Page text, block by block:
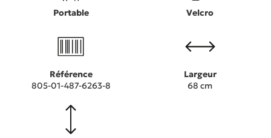
Portable Velcro
Référence
805-01-487-6263-8
Largeur
68 cm